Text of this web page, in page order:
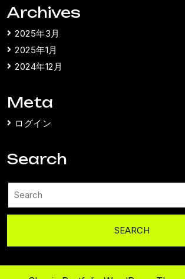
Archives
2025年3月
2025年1月
2024年12月
Meta
ログイン
Search